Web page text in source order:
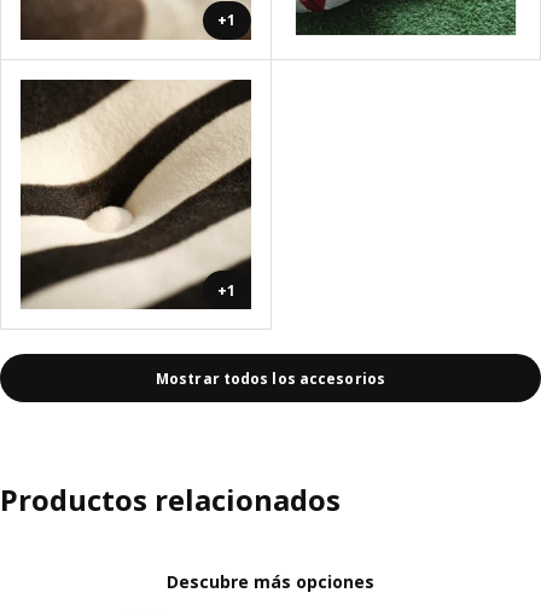
+1
+1
Mostrar todos los accesorios
Productos relacionados
Descubre más opciones